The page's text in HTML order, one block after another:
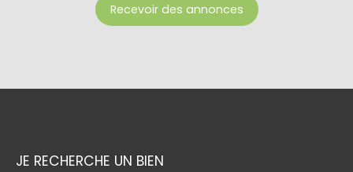
Recevoir des annonces
JE RECHERCHE UN BIEN